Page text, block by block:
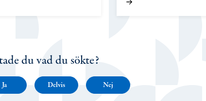
du vad du sökte?
Ja Delvis Nej